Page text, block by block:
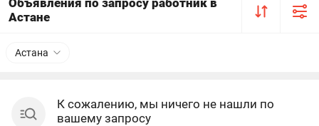
Объявления по запросу работник в
Астане
Астана
К сожалению, мы ничего не нашли по
вашему запросу